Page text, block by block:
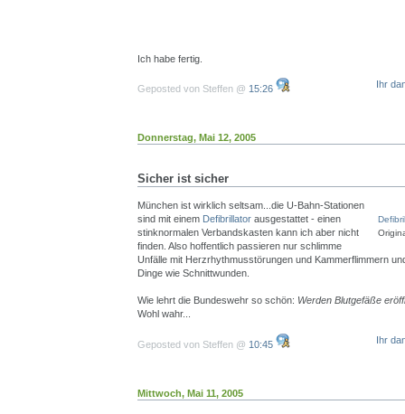
Ich habe fertig.
Geposted von Steffen @ 15:26 Ihr
Donnerstag, Mai 12, 2005
Sicher ist sicher
München ist wirklich seltsam...die U-Bahn-Stationen
sind mit einem Defibrillator ausgestattet - einen
stinknormalen Verbandskasten kann ich aber nicht
finden. Also hoffentlich passieren nur schlimme
Unfälle mit Herzrhythmusstörungen und Kammerflimmern
Dinge wie Schnittwunden.
Wie lehrt die Bundeswehr so schön: Werden Blutgefäße
Wohl wahr...
Geposted von Steffen @ 10:45 Ihr
Mittwoch, Mai 11, 2005